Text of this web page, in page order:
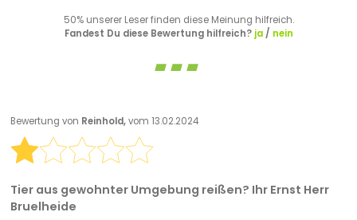
50% unserer Leser finden diese Meinung hilfreich.
Fandest Du diese Bewertung hilfreich? ja/ nein
Bewertung von Reinhold,vom 13.02.2024
Tier aus gewohnter Umgebung reißen? Ihr Ernst Herr
Bruelheide